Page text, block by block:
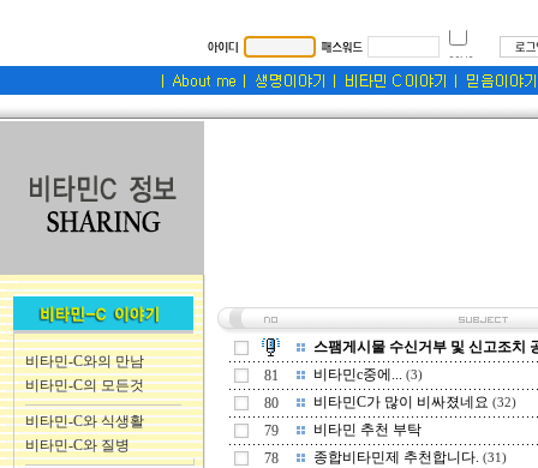
비타민-C와의 만남
비타민-C의 모든것
비타민-C와 식생활
비타민-C와 질병
스팸게시물 수신거부 및 신고조치
81
비타민c중에... (3)
80 비타민C가 많이 비싸졌네요 (32)
79
비타민 추천 부탁
78
종합비타민제 추천합니다. (31)